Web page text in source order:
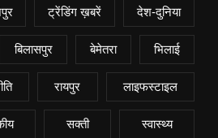
ट्रेंडिंग ख़बरें देश-दुनिया
बिलासपुर बेमेतरा भिलाई
रायपुर लाइफस्टाइल
सक्ती स्वास्थ्य